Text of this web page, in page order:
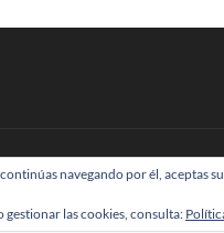
Theme Freesia|WordPress| ©
navegando por él, aceptas
las cookies, consulta: